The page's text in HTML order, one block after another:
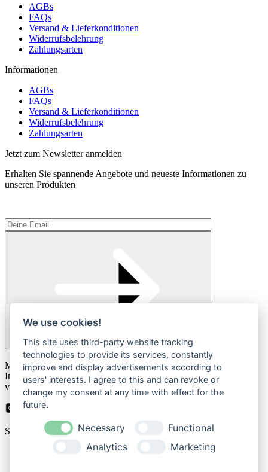
AGBs
FAQs
Versand & Lieferkonditionen
Widerrufsbelehrung
Zahlungsarten
Informationen
AGBs
FAQs
Versand & Lieferkonditionen
Widerrufsbelehrung
Zahlungsarten
Jetzt zum Newsletter anmelden
Erhalten Sie spannende Angebote und neueste Informationen zu
unseren Produkten
Please
leave
this
field
empty.
Mit der Anmeldung zum Newsletter stimmen Sie zu, dass wir Ihre
Informationen im Rahmen unsererDatenschutzbestimmungen
verarbeiten.
Sicher bezahlen mit
We use cookies!
This site uses third-party website tracking
technologies to provide its services, constantly
improve and display advertisements according to
users' interests. I agree to this and can revoke or
change my consent at any time with effect for the
future.
Necessary
Functional
Analytics
Marketing